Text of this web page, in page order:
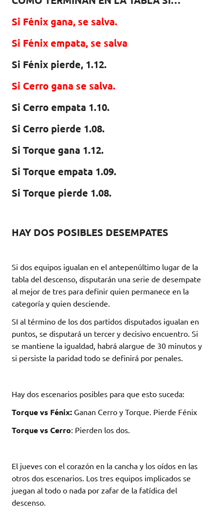
Si Fénix gana, se salva.
Si Fénix empata, se salva
Si Fénix pierde, 1.12.
Si Cerro gana se salva.
Si Cerro empata 1.10.
Si Cerro pierde 1.08.
Si Torque gana 1.12.
Si Torque empata 1.09.
Si Torque pierde 1.08.
HAY DOS POSIBLES DESEMPATES
Si dos equipos igualan en el antepenúltimo lugar de la
tabla del descenso, disputarán una serie de desempate
al mejor de tres para definir quien permanece en la
categoría y quien desciende.
SI al término de los dos partidos disputados igualan en
puntos, se disputará un tercer y decisivo encuentro. Si
se mantiene la igualdad, habrá alargue de 30 minutos y
si persiste la paridad todo se definirá por penales.
Hay dos escenarios posibles para que esto suceda:
Torque vs Fénix: Ganan Cerro y Torque. Pierde Fénix
Torque vs Cerro: Pierden los dos.
El jueves con el corazón en la cancha y los oídos en las
otros dos escenarios. Los tres equipos implicados se
juegan al todo o nada por zafar de la fatídica del
descenso.